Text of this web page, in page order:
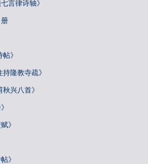
言律诗轴》
》
隆教寺疏》
兴八首》
》
》